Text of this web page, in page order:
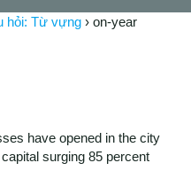
hỏi: Từ vựng › on-year
have opened in the city
surging 85 percent